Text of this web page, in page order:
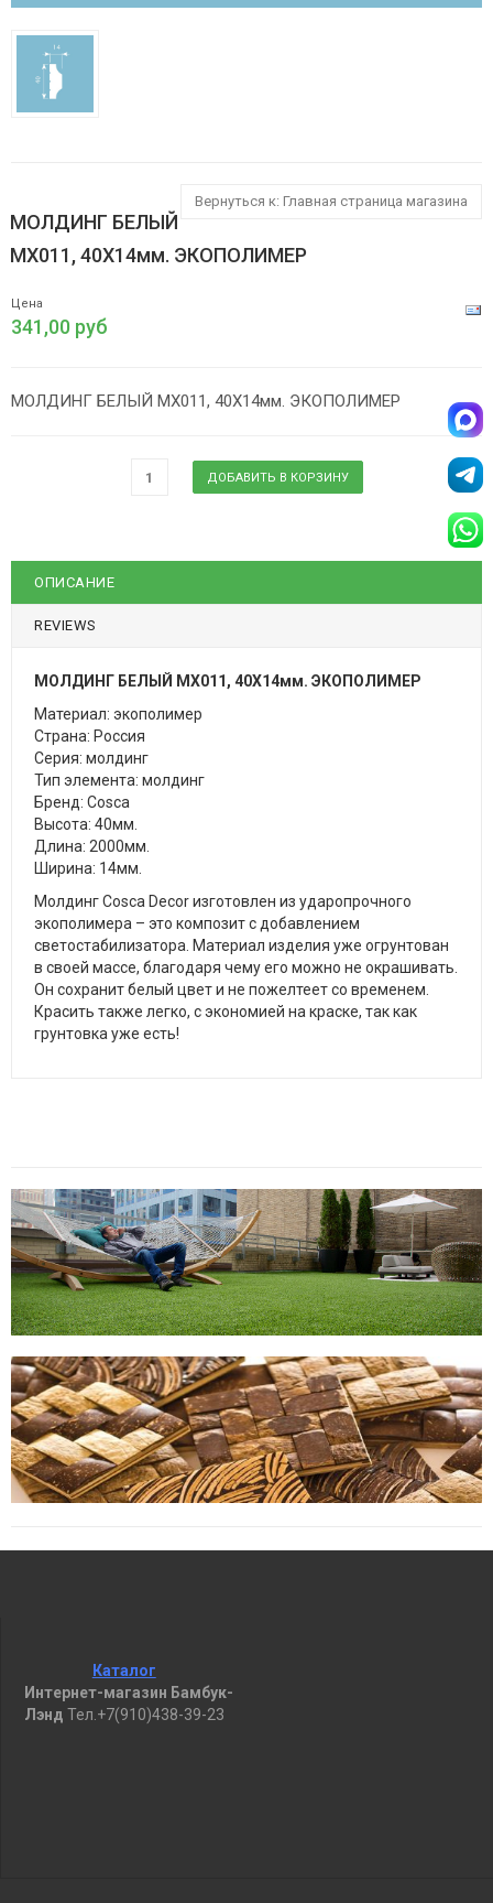
Вернуться к: Главная страница магазина
МОЛДИНГ БЕЛЫЙ
MX011, 40Х14мм. ЭКОПОЛИМЕР
Цена
341,00 руб
МОЛДИНГ БЕЛЫЙ MX011, 40Х14мм. ЭКОПОЛИМЕР
ОПИСАНИЕ
REVIEWS
МОЛДИНГ БЕЛЫЙ MX011, 40Х14мм. ЭКОПОЛИМЕР
Материал: экополимер
Страна: Россия
Серия: молдинг
Тип элемента: молдинг
Бренд: Cosca
Высота: 40мм.
Длина: 2000мм.
Ширина: 14мм.
Молдинг Cosca Decor изготовлен из ударопрочного
экополимера – это композит с добавлением
светостабилизатора. Материал изделия уже огрунтован
в своей массе, благодаря чему его можно не окрашивать.
Он сохранит белый цвет и не пожелтеет со временем.
Красить также легко, с экономией на краске, так как
грунтовка уже есть!
Каталог
Интернет-магазин Бамбук-
Лэнд Тел.+7(910)438-39-23